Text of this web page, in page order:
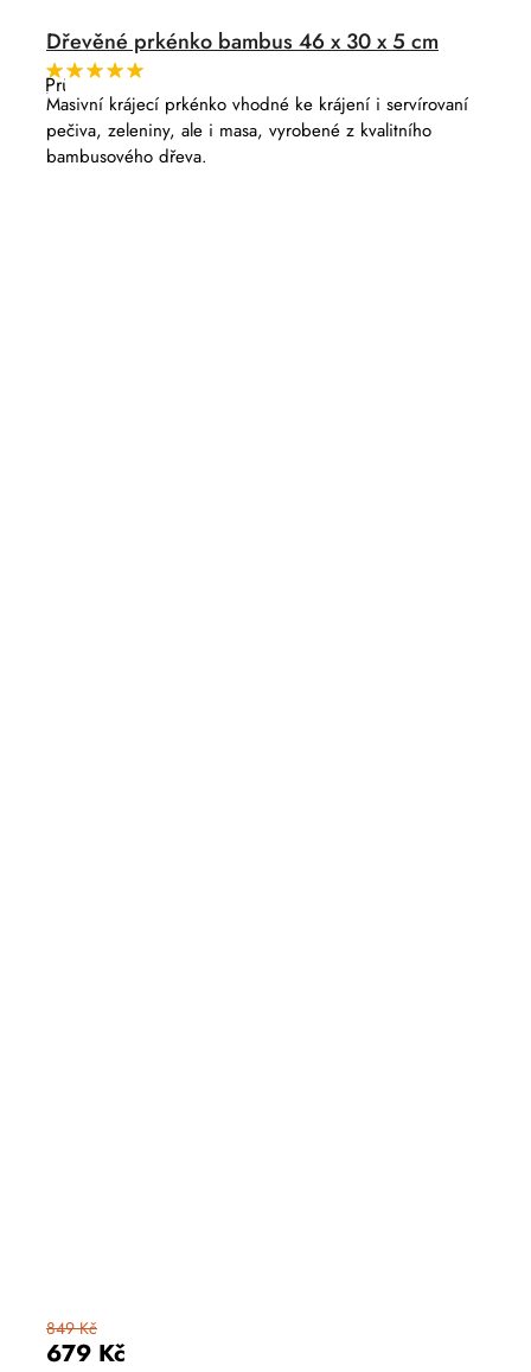
Dřevěné prkénko bambus 46 x 30 x 5 cm
Průměrné
hodnocení
produktu
je
5,0
z
679 Kč
849 Kč
Masivní krájecí prkénko vhodné ke krájení i servírovaní
pečiva, zeleniny, ale i masa, vyrobené z kvalitního
bambusového dřeva.